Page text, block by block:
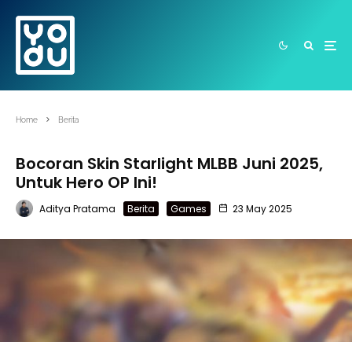
Home Berita
Bocoran Skin Starlight MLBB Juni 2025,
Untuk Hero OP Ini!
Aditya Pratama Berita Games 23 May 2025